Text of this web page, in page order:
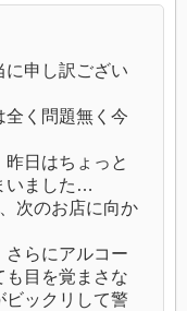
に申し訳ござい
全く問題無く今
日はちょっと
いました…
次のお店に向か
さらにアルコー
も目を覚まさな
ビックリして警